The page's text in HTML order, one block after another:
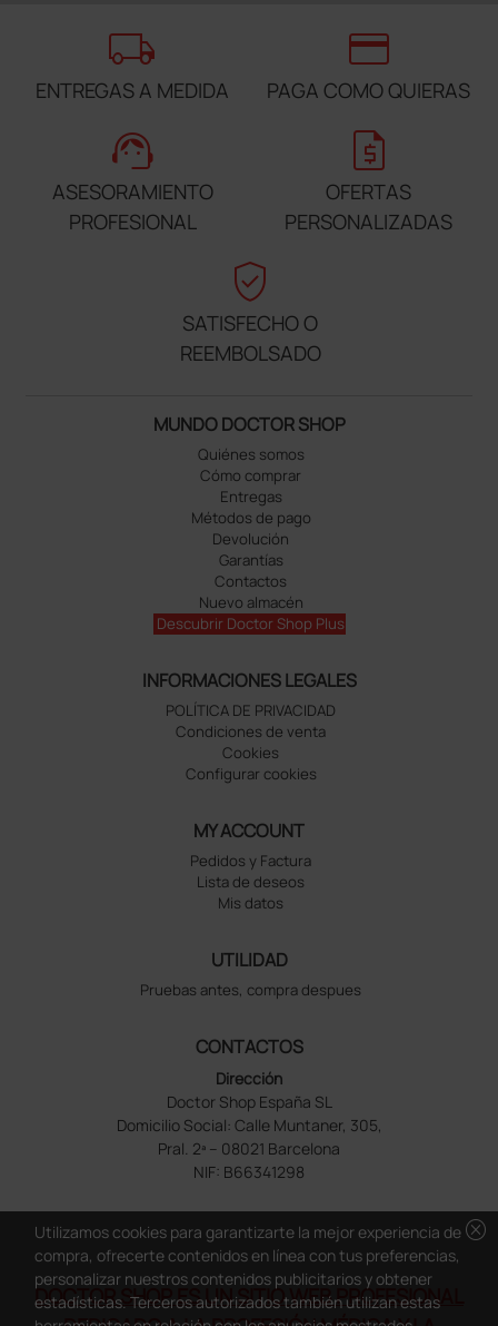
local_shipping
ENTREGAS A MEDIDA
credit_card
PAGA COMO QUIERAS
support_agent
ASESORAMIENTO
PROFESIONAL
request_quote
OFERTAS
PERSONALIZADAS
verified_user
SATISFECHO O
REEMBOLSADO
MUNDO DOCTOR SHOP
Quiénes somos
Cómo comprar
Entregas
Métodos de pago
Devolución
Garantías
Contactos
Nuevo almacén
Descubrir Doctor Shop Plus
INFORMACIONES LEGALES
POLÍTICA DE PRIVACIDAD
Condiciones de venta
Cookies
Configurar cookies
MY ACCOUNT
Pedidos y Factura
Lista de deseos
Mis datos
UTILIDAD
Pruebas antes, compra despues
CONTACTOS
Dirección
Doctor Shop España SL
Domicilio Social: Calle Muntaner, 305,
Pral. 2ª – 08021 Barcelona
NIF: B66341298
DOCTOR SHOP ES UN SITIO WEB PROFESIONAL
cancel
Utilizamos cookies para garantizarte la mejor experiencia de
compra, ofrecerte contenidos en línea con tus preferencias,
personalizar nuestros contenidos publicitarios y obtener
estadísticas. Terceros autorizados también utilizan estas